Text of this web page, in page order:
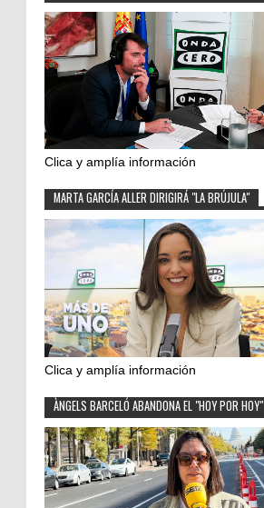
Clica y amplía información
MARTA GARCÍA ALLER DIRIGIRÁ "LA BRÚJULA"
Clica y amplía información
ÀNGELS BARCELÓ ABANDONA EL "HOY POR HOY"